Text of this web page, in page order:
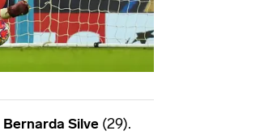
Bernarda Silve (29).